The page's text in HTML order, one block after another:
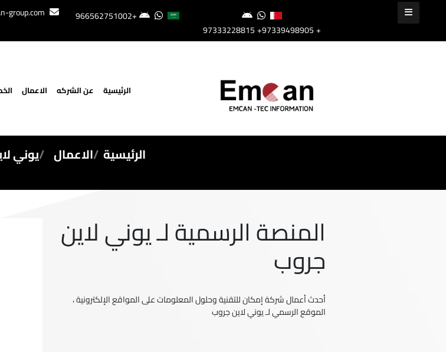
+97333228815
+97339498905
+966562751002
group.com
الرئيسية عن الشركه الاعمال
الرئيسية الاعمال يوني
المنصة الرسمية لـ يوني لاين
جروب
أحدث أعمال شركة إمكان للتقنية وحلول المعلومات على المواقع الإلكترونية ،
الموقع الرسمي لـ يوني لاين جروب